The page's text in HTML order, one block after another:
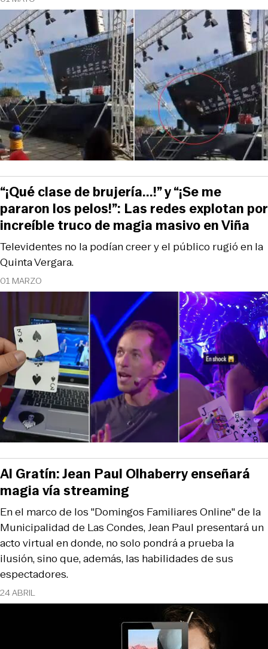
01 MARZO
Televidentes no la podían creer y el público rugió en la
Quinta Vergara.
“¡Qué clase de brujería...!” y “¡Se me
pararon los pelos!”: Las redes explotan por
increíble truco de magia masivo en Viña
24 ABRIL
En el marco de los "Domingos Familiares Online" de la
Municipalidad de Las Condes, Jean Paul presentará un
acto virtual en donde, no solo pondrá a prueba la
ilusión, sino que, además, las habilidades de sus
espectadores.
Al Gratín: Jean Paul Olhaberry enseñará
magia vía streaming